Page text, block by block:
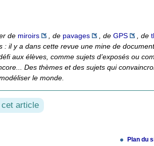
de miroirs , de pavages , de GPS , de
: il y a dans cette revue une mine de
aux élèves, comme sujets d’exposés ou
Des thèmes et des sujets qui
le monde.
cet article
Plan du